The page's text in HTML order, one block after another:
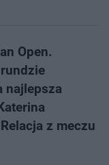
Open.
najlepsza
z meczu